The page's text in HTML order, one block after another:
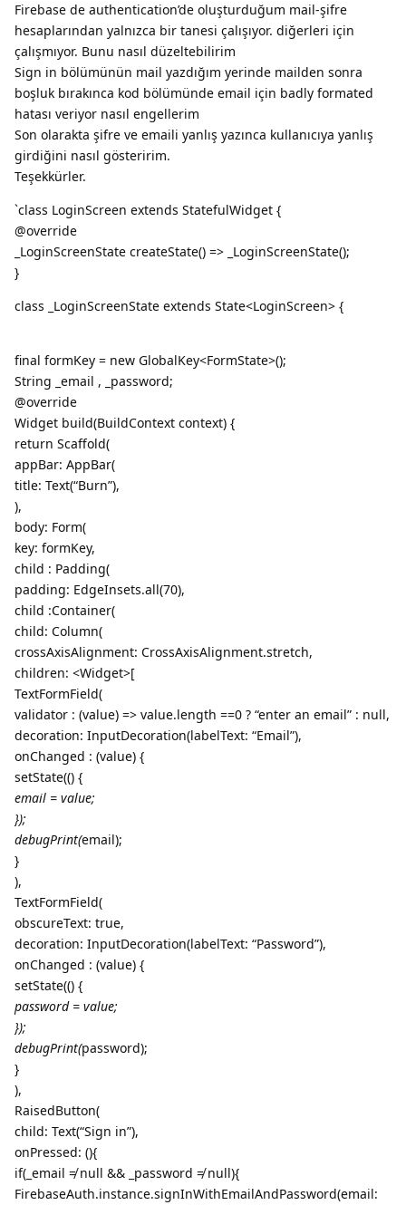
Firebase de authentication’de oluşturduğum mail-şifre
hesaplarından yalnızca bir tanesi çalışıyor. diğerleri için
çalışmıyor. Bunu nasıl düzeltebilirim
Sign in bölümünün mail yazdığım yerinde mailden sonra
boşluk bırakınca kod bölümünde email için badly formated
hatası veriyor nasıl engellerim
Son olarakta şifre ve emaili yanlış yazınca kullanıcıya yanlış
girdiğini nasıl gösteririm.
Teşekkürler.
`class LoginScreen extends StatefulWidget {
@override
_LoginScreenState createState() => _LoginScreenState();
}
class _LoginScreenState extends State<LoginScreen> {
final formKey = new GlobalKey<FormState>();
String _email , _password;
@override
Widget build(BuildContext context) {
return Scaffold(
appBar: AppBar(
title: Text(“Burn”),
),
body: Form(
key: formKey,
child : Padding(
padding: EdgeInsets.all(70),
child :Container(
child: Column(
crossAxisAlignment: CrossAxisAlignment.stretch,
children: <Widget>[
TextFormField(
validator : (value) => value.length ==0 ? “enter an email” : null,
decoration: InputDecoration(labelText: “Email”),
onChanged : (value) {
setState(() {
email = value;
});
debugPrint(email);
}
),
TextFormField(
obscureText: true,
decoration: InputDecoration(labelText: “Password”),
onChanged : (value) {
setState(() {
password = value;
});
debugPrint(password);
}
),
RaisedButton(
child: Text(“Sign in”),
onPressed: (){
if(_email ≠ null && _password ≠ null){
FirebaseAuth.instance.signInWithEmailAndPassword(email: